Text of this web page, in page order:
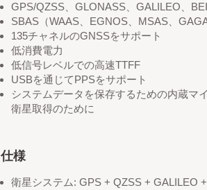
GPS/QZSS、GLONASS、GALILEO、
SBAS（WAAS、EGNOS、MSAS、
135チャネルのGNSSをサポート
低消費電力
低信号レベルでの高速TTFF
USBを通じてPPSをサポート
システムデータを保存するための内蔵マ
衛星取得のために
仕様
衛星システム: GPS + QZSS + GALILEO